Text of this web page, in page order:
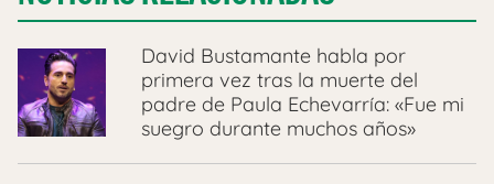
David Bustamante habla por
primera vez tras la muerte del
padre de Paula Echevarría: «Fue mi
suegro durante muchos años»